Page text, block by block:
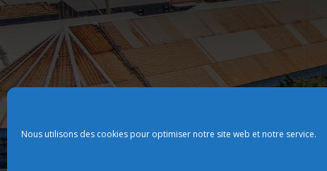
Nous utilisons des cookies pour optimiser notre site web et notre service.